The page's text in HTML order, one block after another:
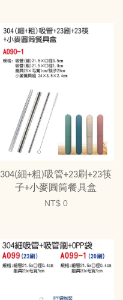
304(細+粗)吸管+23刷+23筷
子+小麥圓筒餐具盒
NT$ 0